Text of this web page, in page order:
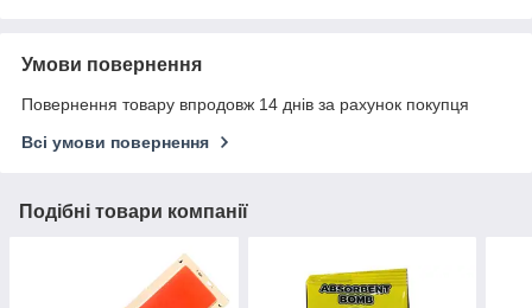
Умови повернення
Повернення товару впродовж 14 днів за рахунок покупця
Всі умови повернення
Подібні товари компанії